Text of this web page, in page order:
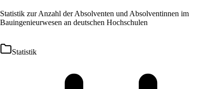
Statistik zur Anzahl der Absolventen und Absolventinnen im
Bauingenieurwesen an deutschen Hochschulen
Statistik